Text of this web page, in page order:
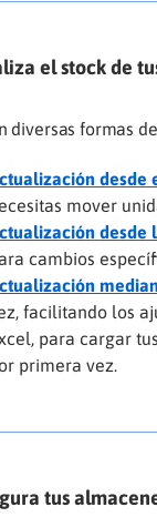
el stock de
diversas formas
desde
mover
desde
cambios
facilitando los
para cargar
primera vez.
tus